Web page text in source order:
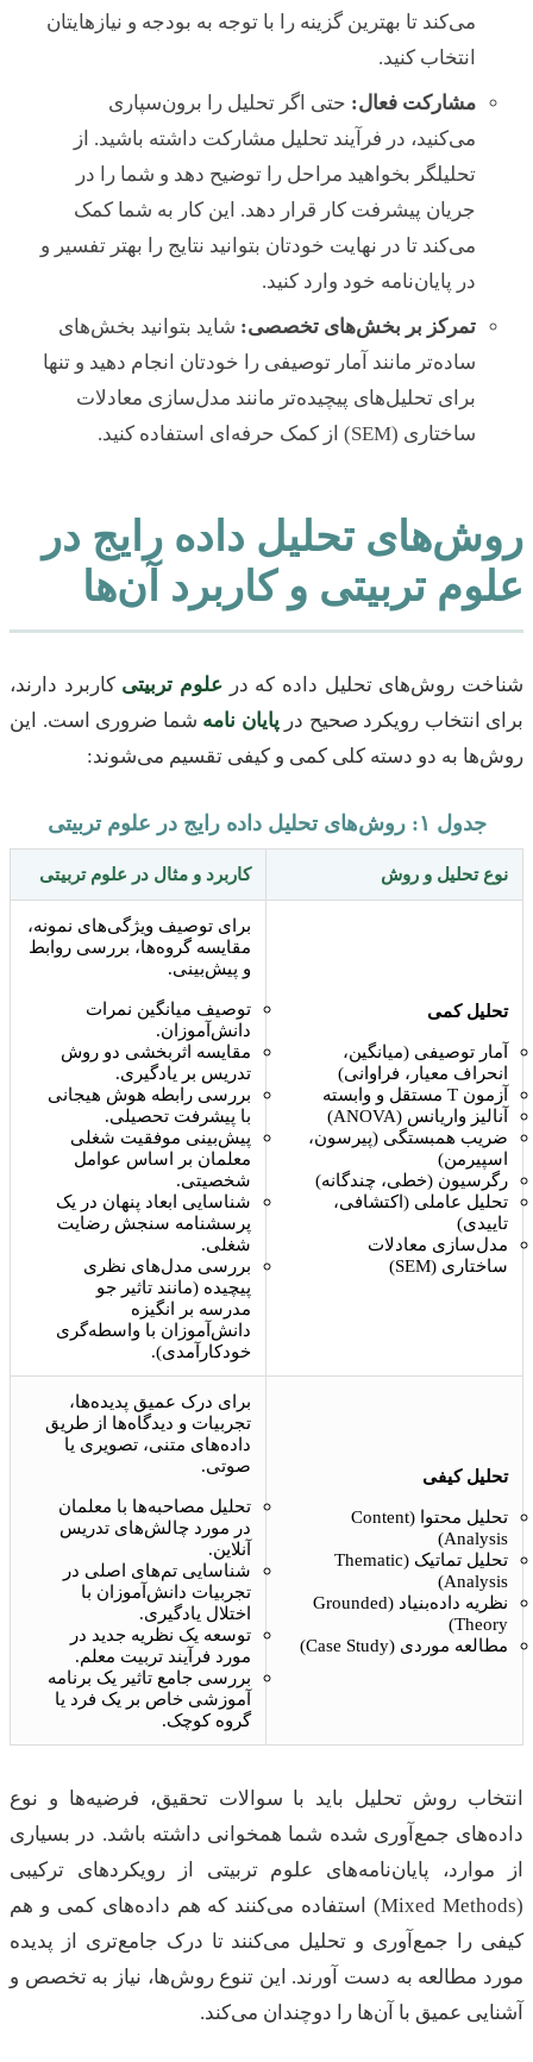
می‌کند تا بهترین گزینه را با توجه به بودجه و نیازهایتان
انتخاب کنید.
مشارکت فعال: حتی اگر تحلیل را برون‌سپاری
می‌کنید، در فرآیند تحلیل مشارکت داشته باشید. از
تحلیلگر بخواهید مراحل را توضیح دهد و شما را در
جریان پیشرفت کار قرار دهد. این کار به شما کمک
می‌کند تا در نهایت خودتان بتوانید نتایج را بهتر تفسیر و
در پایان‌نامه خود وارد کنید.
تمرکز بر بخش‌های تخصصی: شاید بتوانید بخش‌های
ساده‌تر مانند آمار توصیفی را خودتان انجام دهید و تنها
برای تحلیل‌های پیچیده‌تر مانند مدل‌سازی معادلات
ساختاری (SEM) از کمک حرفه‌ای استفاده کنید.
روش‌های تحلیل داده رایج در
علوم تربیتی و کاربرد آن‌ها
شناخت روش‌های تحلیل داده که در علوم تربیتی کاربرد دارند،
برای انتخاب رویکرد صحیح در پایان نامه شما ضروری است. این
روش‌ها به دو دسته کلی کمی و کیفی تقسیم می‌شوند:
جدول ۱: روش‌های تحلیل داده رایج در علوم تربیتی
نوع تحلیل و روش کاربرد و مثال در علوم تربیتی
تحلیل کمی
آمار توصیفی (میانگین،
انحراف معیار، فراوانی)
آزمون T مستقل و وابسته
آنالیز واریانس (ANOVA)
ضریب همبستگی (پیرسون،
اسپیرمن)
رگرسیون (خطی، چندگانه)
تحلیل عاملی (اکتشافی،
تاییدی)
مدل‌سازی معادلات
ساختاری (SEM)
برای توصیف ویژگی‌های نمونه،
مقایسه گروه‌ها، بررسی روابط
و پیش‌بینی.
توصیف میانگین نمرات
دانش‌آموزان.
مقایسه اثربخشی دو روش
تدریس بر یادگیری.
بررسی رابطه هوش هیجانی
با پیشرفت تحصیلی.
پیش‌بینی موفقیت شغلی
معلمان بر اساس عوامل
شخصیتی.
شناسایی ابعاد پنهان در یک
پرسشنامه سنجش رضایت
شغلی.
بررسی مدل‌های نظری
پیچیده (مانند تاثیر جو
مدرسه بر انگیزه
دانش‌آموزان با واسطه‌گری
خودکارآمدی).
تحلیل کیفی
تحلیل محتوا (Content
Analysis)
تحلیل تماتیک (Thematic
Analysis)
نظریه داده‌بنیاد (Grounded
Theory)
مطالعه موردی (Case Study)
برای درک عمیق پدیده‌ها،
تجربیات و دیدگاه‌ها از طریق
داده‌های متنی، تصویری یا
صوتی.
تحلیل مصاحبه‌ها با معلمان
در مورد چالش‌های تدریس
آنلاین.
شناسایی تم‌های اصلی در
تجربیات دانش‌آموزان با
اختلال یادگیری.
توسعه یک نظریه جدید در
مورد فرآیند تربیت معلم.
بررسی جامع تاثیر یک برنامه
آموزشی خاص بر یک فرد یا
گروه کوچک.
انتخاب روش تحلیل باید با سوالات تحقیق، فرضیه‌ها و نوع
داده‌های جمع‌آوری شده شما همخوانی داشته باشد. در بسیاری
از موارد، پایان‌نامه‌های علوم تربیتی از رویکردهای ترکیبی
(Mixed Methods) استفاده می‌کنند که هم داده‌های کمی و هم
کیفی را جمع‌آوری و تحلیل می‌کنند تا درک جامع‌تری از پدیده
مورد مطالعه به دست آورند. این تنوع روش‌ها، نیاز به تخصص و
آشنایی عمیق با آن‌ها را دوچندان می‌کند.